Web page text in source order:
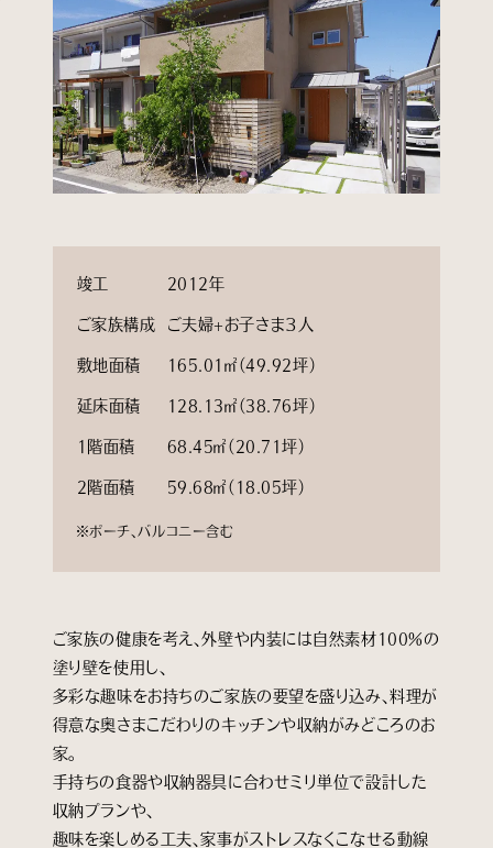
企業情報
よくあるご質問
個人情報保護方針サイトマップ
竣工 2012年
ご家族構成 ご夫婦+お子さま３人
敷地面積 165.01㎡（49.92坪）
延床面積 128.13㎡（38.76坪）
1階面積 68.45㎡（20.71坪）
2階面積 59.68㎡（18.05坪）
※ポーチ、バルコニー含む
ご家族の健康を考え、外壁や内装には自然素材100％の
塗り壁を使用し、
多彩な趣味をお持ちのご家族の要望を盛り込み、料理が
得意な奥さまこだわりのキッチンや収納がみどころのお
家。
手持ちの食器や収納器具に合わせミリ単位で設計した
収納プランや、
趣味を楽しめる工夫、家事がストレスなくこなせる動線